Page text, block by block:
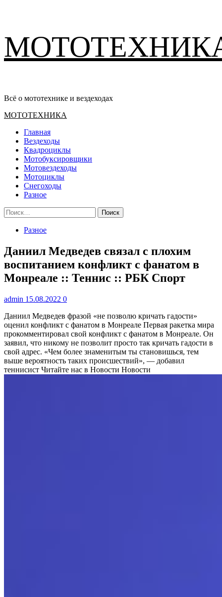
содержимому
Всё о мототехнике и вездеходах
Основное
МОТОТЕХНИКА
Главная
Вездеходы
Квадроциклы
Мотобуксировщики
Мотовездеходы
Мотоциклы
Снегоходы
Разное
Найти:
Разное
Даниил Медведев связал с плохим
воспитанием конфликт с фанатом в
Монреале :: Теннис :: РБК Спорт
admin 15.08.2022 0
Даниил Медведев фразой «не позволю кричать гадости»
оценил конфликт с фанатом в Монреале Первая ракетка мира
прокомментировал свой конфликт с фанатом в Монреале. Он
заявил, что никому не позволит просто так кричать гадости в
свой адрес. «Чем более знаменитым ты становишься, тем
выше вероятность таких происшествий», — добавил
теннисист Читайте нас в Новости Новости